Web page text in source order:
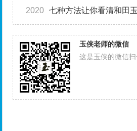
2020 七种方法让你看清和田
玉侠老师的微信
这是玉侠的微信